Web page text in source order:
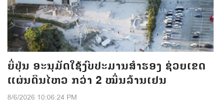
ຍີ່ປຸ່ນ ອະນຸມັດໃຊ້ງົບປະມານສຳຮອງ ຊ່ວຍເຂດ
ແຜ່ນດິນໄຫວ ກວ່າ 2 ໝື່ນລ້ານເຢນ
8/6/2026 10:06:24 PM